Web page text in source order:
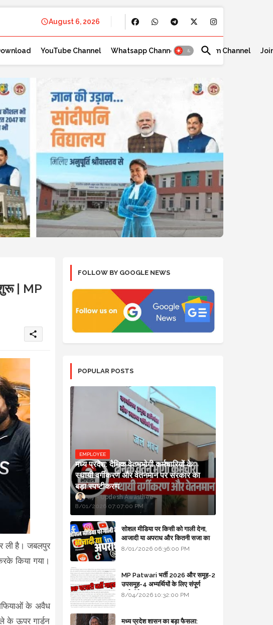
August 6, 2026
YouTube Channel Whatsapp Channel Telegram Channel
| MP
share
ली है। जबलपुर
किया गया।
के अवैध
के ऊपर गार्डन
FOLLOW BY GOOGLE NEWS
POPULAR POSTS
EMPLOYEE
मध्य प्रदेश: दैनिक वेतनभोगी कर्मचारियों के
स्थायी वर्गीकरण और वेतनमान पर सरकार का
बड़ा स्पष्टीकरण
Updesh Awasthee
8/01/2026 07:07:00 PM
सोशल मीडिया पर किसी को गाली देना,
आजादी या अपराध और कितनी सजा का
प्रावधान - free legal advice
8/01/2026 06:36:00 PM
MP Patwari भर्ती 2026 और समूह-2
उपसमूह-4 अभ्यर्थियों के लिए संपूर्ण
मार्गदर्शिका
8/04/2026 10:32:00 PM
मध्य प्रदेश शासन का बड़ा फैसला: